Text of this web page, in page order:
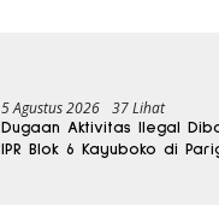
5 Agustus 2026 37 Lihat
Dugaan Aktivitas Ilegal
IPR Blok 6 Kayuboko di